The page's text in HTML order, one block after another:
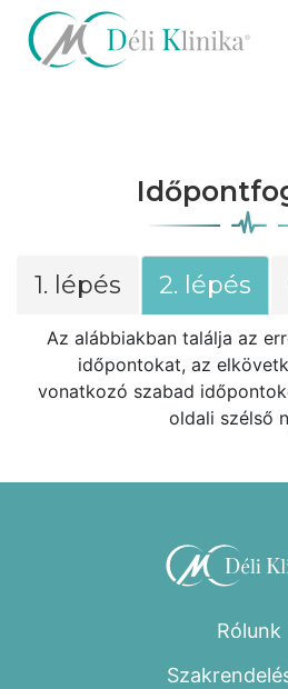
1. lépés 2. lépés
Az alábbiakban találja az
időpontokat, az
vonatkozó szabad
oldali szélső
Rólunk